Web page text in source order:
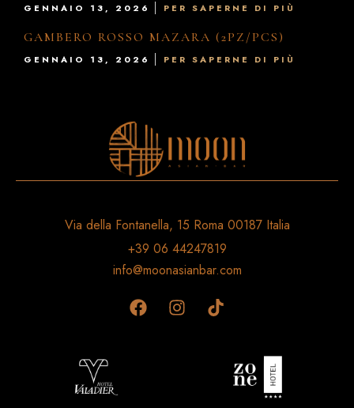
GENNAIO 13, 2026 PER SAPERNE DI PIÙ
GAMBERO ROSSO MAZARA (2PZ/PCS)
GENNAIO 13, 2026 PER SAPERNE DI PIÙ
Via della Fontanella, 15 Roma 00187 Italia
+39 06 44247819
info@moonasianbar.com